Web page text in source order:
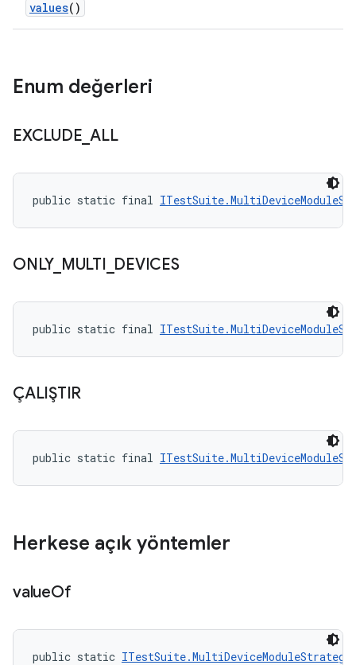
values()
Enum değerleri
EXCLUDE ALL
public static final
ONLY_ MULTI DEVICES
public static final
ÇALIŞTIR
public static final
Herkese açık yöntemler
valueOf
public static ITestSuite.MultiDeviceModuleStrategy